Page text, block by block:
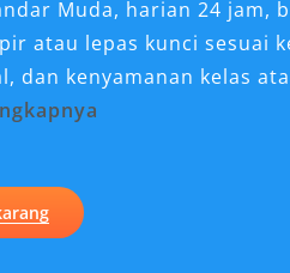
Muda, harian 24 jam,
atau lepas kunci sesuai
dan kenyamanan kelas
di Banda